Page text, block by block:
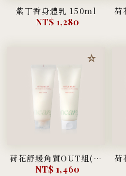
紫丁香身體乳 150ml
NT$ 1,280
荷花舒緩角質OUT組(潔顏霜+潔面乳)
NT$ 1,460